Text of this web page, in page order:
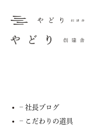
– 社長ブログ
– こだわりの道具